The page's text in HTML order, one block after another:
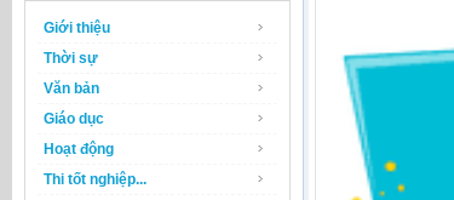
Giới thiệu
Thời sự
Văn bản
Giáo dục
Hoạt động
Thi tốt nghiệp...